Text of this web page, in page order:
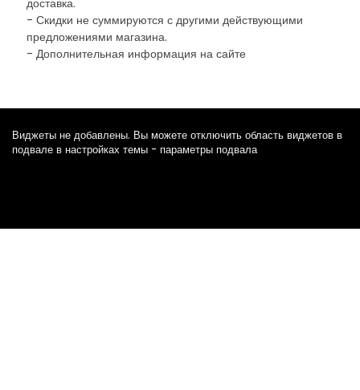
доставка.
- Скидки не суммируются с другими действующими
предложениями магазина.
- Дополнительная информация на сайте
Виджеты не добавлены. Вы можете отключить область виджетов в
подвале в настройках темы - параметры подвала